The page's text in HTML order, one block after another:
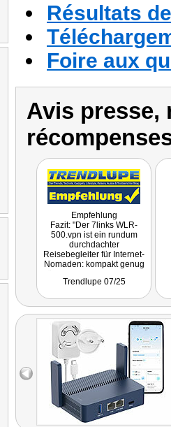
Résultats
Foire aux
Avis presse,
Empfehlung
Fazit: "Der 7links WLR-
500.vpn ist ein rundum
durchdachter
Reisebegleiter für Internet-
Nomaden: kompakt genug
mit Features, die man von
flotte Dual-Band-WLAN mit
WiFi 6, die umfangreichen
VPN-Optionen und die 2,5
Gigabit-LAN-Schnittstelle.
Schwächen gibt es nur im
Kleingedruckten: Die
Maximalgeschwindigkeit
nützt wenig, wenn das
Basisnetz langsam ist, und
im absoluten Spitzenbetrieb
kann die Leistung etwas
schwanken."
Trendlupe 07/25